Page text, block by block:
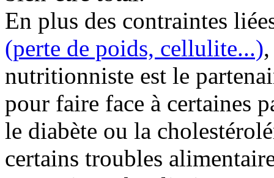
En plus des contraintes
(perte de poids, cellulite...)
nutritionniste est le
pour faire face à certaines
le diabète ou la
certains troubles